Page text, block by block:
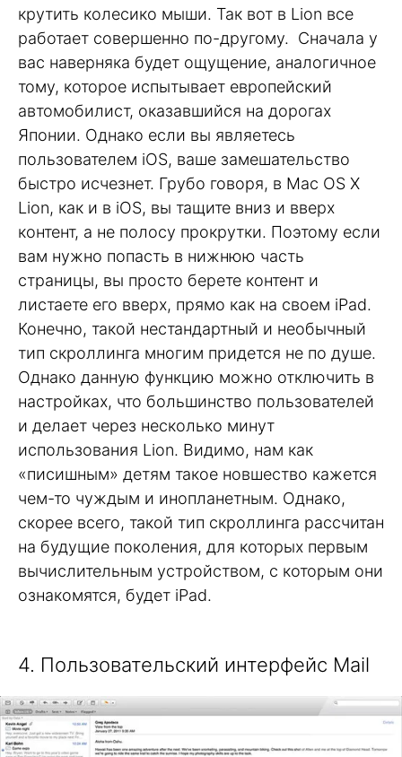
крутить колесико мыши. Так вот в Lion все
работает совершенно по-другому. Сначала у
вас наверняка будет ощущение, аналогичное
тому, которое испытывает европейский
автомобилист, оказавшийся на дорогах
Японии. Однако если вы являетесь
пользователем iOS, ваше замешательство
быстро исчезнет. Грубо говоря, в Mac OS X
Lion, как и в iOS, вы тащите вниз и вверх
контент, а не полосу прокрутки. Поэтому если
вам нужно попасть в нижнюю часть
страницы, вы просто берете контент и
листаете его вверх, прямо как на своем iPad.
Конечно, такой нестандартный и необычный
тип скроллинга многим придется не по душе.
Однако данную функцию можно отключить в
настройках, что большинство пользователей
и делает через несколько минут
использования Lion. Видимо, нам как
«писишным» детям такое новшество кажется
чем-то чуждым и инопланетным. Однако,
скорее всего, такой тип скроллинга рассчитан
на будущие поколения, для которых первым
вычислительным устройством, с которым они
ознакомятся, будет iPad.
4. Пользовательский интерфейс Mail